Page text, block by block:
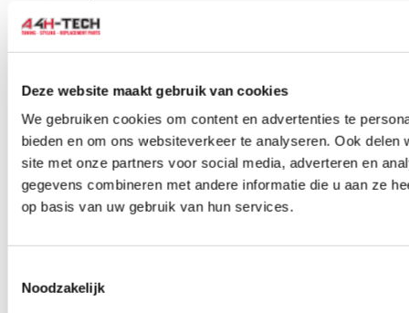
Deze website maakt gebruik van cookies
We gebruiken cookies om content en advertenties te
bieden en om ons websiteverkeer te analyseren. Ook
site met onze partners voor social media, adverteren en
gegevens combineren met andere informatie die u aan ze
op basis van uw gebruik van hun services.
Noodzakelijk
0producten beschikbaar
Wiellagers & Naven
0producten beschikbaar
0producten beschikbaar
Spoorverbreders
0producten beschikbaar
Wielmoeren
0producten beschikbaar
Draadeinden
0 producten beschikbaar
0producten beschikbaar